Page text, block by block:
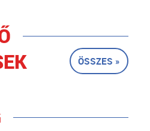
ÖSSZES »